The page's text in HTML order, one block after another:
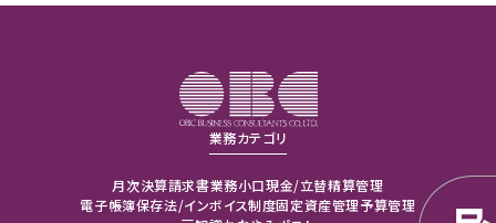
業務カテゴリ
月次決算請求書業務小口現金/立替精算管理
電子帳簿保存法/インボイス制度固定資産管理予算管理